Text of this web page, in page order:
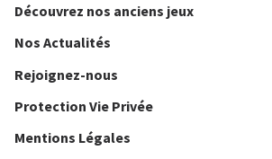
Découvrez nos anciens jeux
Nos Actualités
Rejoignez-nous
Protection Vie Privée
Mentions Légales